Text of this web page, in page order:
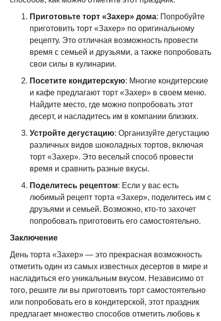
Приготовьте торт «Захер» дома: Попробуйте
приготовить торт «Захер» по оригинальному
рецепту. Это отличная возможность провести
время с семьей и друзьями, а также попробовать
свои силы в кулинарии.
Посетите кондитерскую: Многие кондитерские
и кафе предлагают торт «Захер» в своем меню.
Найдите место, где можно попробовать этот
десерт, и насладитесь им в компании близких.
Устройте дегустацию: Организуйте дегустацию
различных видов шоколадных тортов, включая
торт «Захер». Это веселый способ провести
время и сравнить разные вкусы.
Поделитесь рецептом: Если у вас есть
любимый рецепт торта «Захер», поделитесь им с
друзьями и семьей. Возможно, кто-то захочет
попробовать приготовить его самостоятельно.
Заключение
День торта «Захер» — это прекрасная возможность
отметить один из самых известных десертов в мире и
насладиться его уникальным вкусом. Независимо от
того, решите ли вы приготовить торт самостоятельно
или попробовать его в кондитерской, этот праздник
предлагает множество способов отметить любовь к